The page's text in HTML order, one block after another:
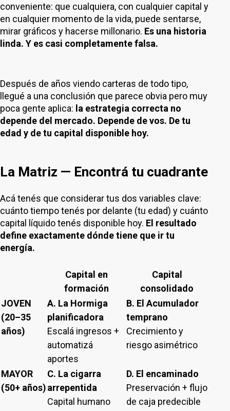
conveniente: que cualquiera, con cualquier capital y
en cualquier momento de la vida, puede sentarse,
mirar gráficos y hacerse millonario. Es una historia
linda. Y es casi completamente falsa.
Después de años viendo carteras de todo tipo,
llegué a una conclusión que parece obvia pero muy
poca gente aplica: la estrategia correcta no
depende del mercado. Depende de vos. De tu
edad y de tu capital disponible hoy.
La Matriz — Encontrá tu cuadrante
Acá tenés que considerar tus dos variables clave:
cuánto tiempo tenés por delante (tu edad) y cuánto
capital líquido tenés disponible hoy. El resultado
define exactamente dónde tiene que ir tu
energía.
Capital en
formación
Capital
consolidado
JOVEN
(20–35
años)
A. La Hormiga
planificadora
Escalá ingresos +
automatizá
aportes
B. El Acumulador
temprano
Crecimiento y
riesgo asimétrico
MAYOR
(50+ años)
C. La cigarra
arrepentida
Capital humano
D. El encaminado
Preservación + flujo
de caja predecible